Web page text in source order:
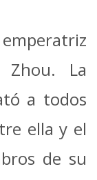
La
a todos
ella y el
de su